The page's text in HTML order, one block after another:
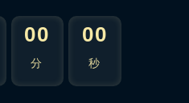
00
分
00
秒